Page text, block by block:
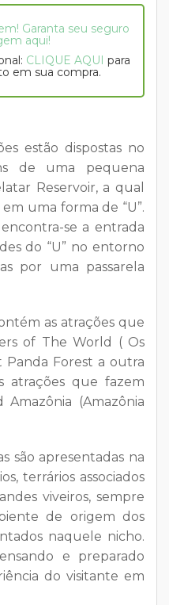
Garanta seu seguro
aqui!
CLIQUE AQUI para
em sua compra.
estão dispostas no
de uma pequena
Reservoir, a qual
uma forma de “U”.
se a entrada
do “U” no entorno
por uma passarela
as atrações que
of The World ( Os
Panda Forest a outra
atrações que fazem
(Amazônia
são apresentadas na
terrários associados
viveiros, sempre
de origem dos
naquele nicho.
e preparado
do visitante em